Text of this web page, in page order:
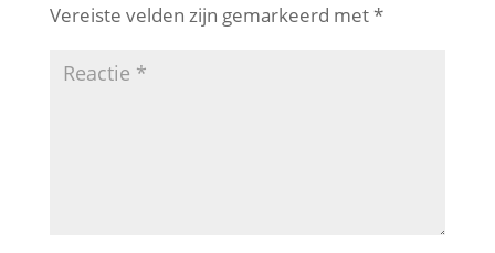
Vereiste velden zijn gemarkeerd met*